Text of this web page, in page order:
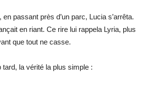
passant près d’un parc, Lucia s’arrêta.
en riant. Ce rire lui rappela Lyria, plus
que tout ne casse.
la vérité la plus simple :